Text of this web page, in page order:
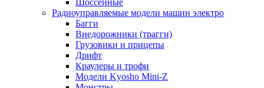
Шоссейные
Радиоуправляемые модели машин электро
Багги
Внедорожники (трагги)
Грузовики и прицепы
Дрифт
Краулеры и трофи
Модели Kyosho Mini-Z